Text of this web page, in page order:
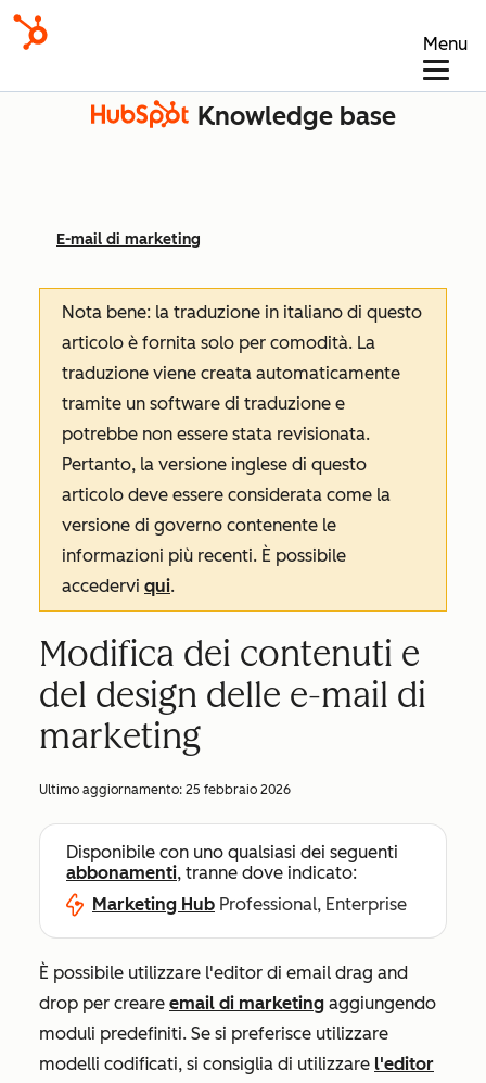
Menu
Knowledge base
E-mail di marketing
Nota bene: la traduzione in italiano di questo
articolo è fornita solo per comodità. La
traduzione viene creata automaticamente
tramite un software di traduzione e
potrebbe non essere stata revisionata.
Pertanto, la versione inglese di questo
articolo deve essere considerata come la
versione di governo contenente le
informazioni più recenti. È possibile
accedervi qui.
Modifica dei contenuti e
del design delle e-mail di
marketing
Ultimo aggiornamento: 25 febbraio 2026
Disponibile con uno qualsiasi dei seguenti
abbonamenti, tranne dove indicato:
Marketing Hub Professional, Enterprise
È possibile utilizzare l'editor di email drag and
drop per creare email di marketing aggiungendo
moduli predefiniti. Se si preferisce utilizzare
modelli codificati, si consiglia di utilizzare l'editor